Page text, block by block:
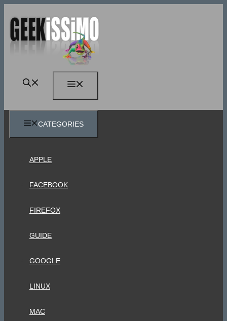
contenuto
CATEGORIES
APPLE
FACEBOOK
FIREFOX
GUIDE
GOOGLE
LINUX
MAC